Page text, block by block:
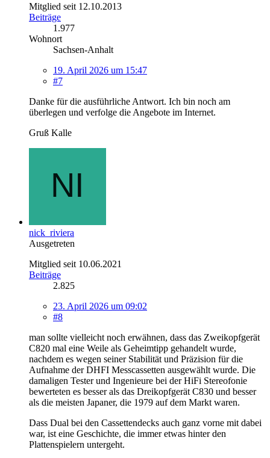
Mitglied seit 12.10.2013
Beiträge
1.977
Wohnort
Sachsen-Anhalt
19. April 2026 um 15:47
#7
Danke für die ausführliche Antwort. Ich bin noch am
überlegen und verfolge die Angebote im Internet.
Gruß Kalle
nick_riviera
Ausgetreten
Mitglied seit 10.06.2021
Beiträge
2.825
23. April 2026 um 09:02
#8
man sollte vielleicht noch erwähnen, dass das Zweikopfgerät
C820 mal eine Weile als Geheimtipp gehandelt wurde,
nachdem es wegen seiner Stabilität und Präzision für die
Aufnahme der DHFI Messcassetten ausgewählt wurde. Die
damaligen Tester und Ingenieure bei der HiFi Stereofonie
bewerteten es besser als das Dreikopfgerät C830 und besser
als die meisten Japaner, die 1979 auf dem Markt waren.
Dass Dual bei den Cassettendecks auch ganz vorne mit dabei
war, ist eine Geschichte, die immer etwas hinter den
Plattenspielern untergeht.